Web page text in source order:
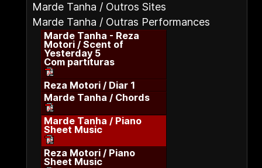
Marde Tanha / Outros Sites
Marde Tanha / Outras Performances
Marde Tanha - Reza
Motori / Scent of
Yesterday 5
Com partituras
Reza Motori / Diar 1
Marde Tanha / Chords
Marde Tanha / Piano
Sheet Music
Reza Motori / Piano
Sheet Music